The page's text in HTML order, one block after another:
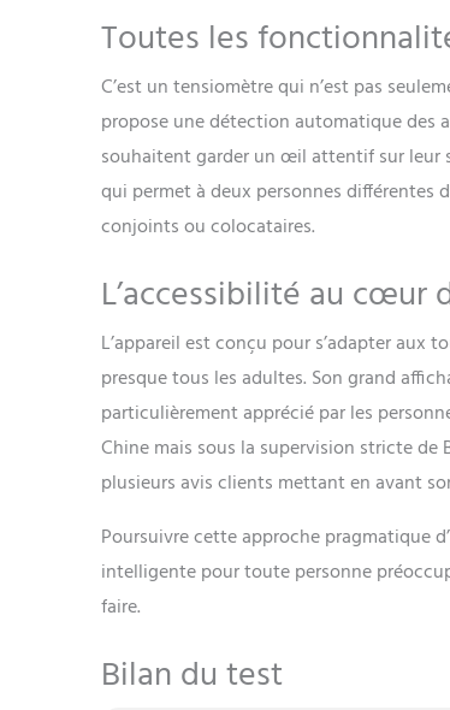
Toutes les
C’est un tensiomètre qui n’est pas
propose une détection automatique des
souhaitent garder un œil attentif sur leur
qui permet à deux personnes différentes
conjoints ou colocataires.
L’accessibilité au cœur
L’appareil est conçu pour s’adapter aux
presque tous les adultes. Son grand
particulièrement apprécié par les
Chine mais sous la supervision stricte
plusieurs avis clients mettant en avant
Poursuivre cette approche pragmatique
intelligente pour toute personne
faire.
Bilan du test